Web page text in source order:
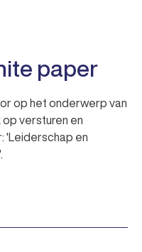
paper
op het onderwerp van
op versturen en
'Leiderschap en